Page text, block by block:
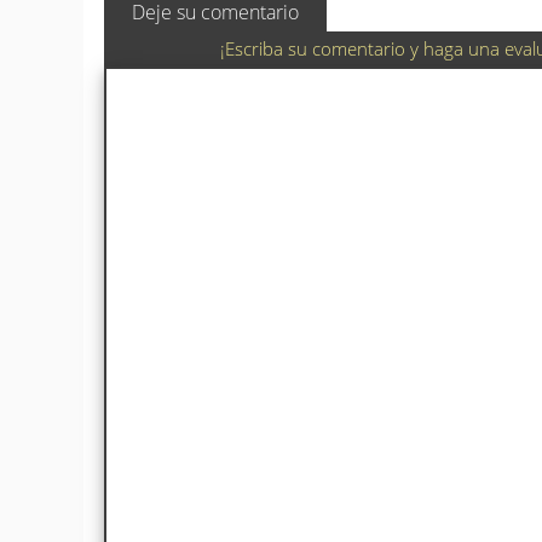
Deje su comentario
¡Escriba su comentario y haga una